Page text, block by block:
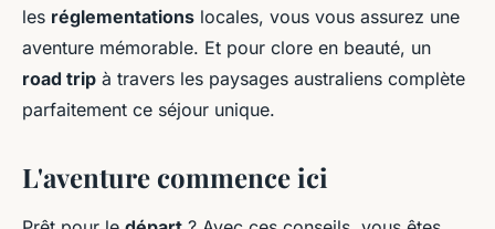
les réglementations locales, vous vous assurez une
aventure mémorable. Et pour clore en beauté, un
road trip à travers les paysages australiens complète
parfaitement ce séjour unique.
L'aventure commence ici